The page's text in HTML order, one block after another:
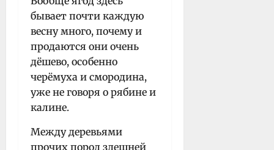
бывает почти каждую
весну много, почему и
продаются они очень
дёшево, особенно
черёмуха и смородина,
уже не говоря о рябине и
калине.
Между деревьями
прочих пород здешней